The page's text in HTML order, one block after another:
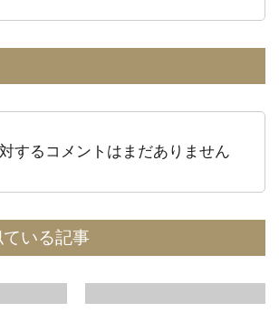
するコメントはまだありません
いる記事